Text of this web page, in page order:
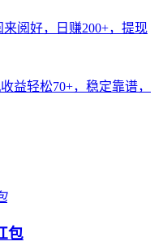
阅好，日赚200+，提现
益轻松70+，稳定靠谱，
包